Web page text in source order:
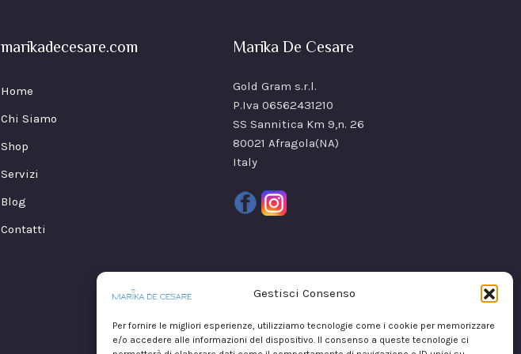
Gestisci Consenso
Per fornire le migliori esperienze, utilizziamo tecnologie come i cookie per memorizzare
e/o accedere alle informazioni del dispositivo. Il consenso a queste tecnologie ci
marikadecesare.com
Home
Chi Siamo
Shop
Servizi
Blog
Contatti
Marika De Cesare
Gold Gram s.r.l.
P.Iva 06562431210
SS Sannitica Km 9,n. 26
80021 Afragola(NA)
Italy